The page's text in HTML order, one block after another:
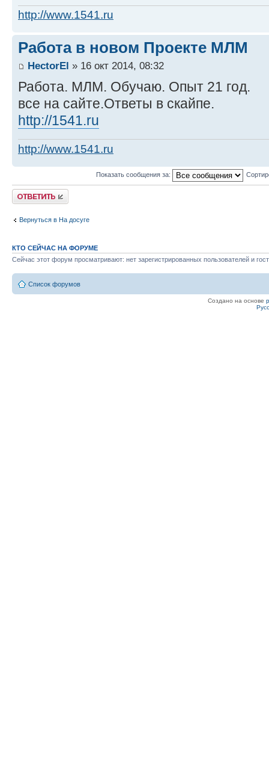
http://www.1541.ru
Работа в новом Проекте МЛМ
HectorEl » 16 окт 2014, 08:32
Работа. МЛМ. Обучаю. Опыт 21 год.
все на сайте.Ответы в скайпе.
http://1541.ru
http://www.1541.ru
Показать сообщения за:
Ответить
Вернуться в На досуге
КТО СЕЙЧАС НА ФОРУМЕ
Сейчас этот форум просматривают: нет зарегистрированных пользователей и
Список форумов
Создано на основе